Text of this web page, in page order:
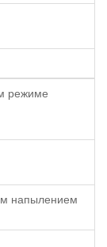
режиме
напылением